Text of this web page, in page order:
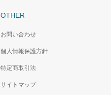
OTHER
お問い合わせ
個人情報保護方針
特定商取引法
サイトマップ